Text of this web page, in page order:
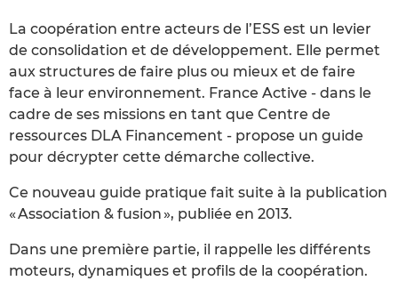
La coopération entre acteurs de l’ESS est un levier
de consolidation et de développement. Elle permet
aux structures de faire plus ou mieux et de faire
face à leur environnement. France Active - dans le
cadre de ses missions en tant que Centre de
ressources DLA Financement - propose un guide
pour décrypter cette démarche collective.
Ce nouveau guide pratique fait suite à la publication
« Association & fusion », publiée en 2013.
Dans une première partie, il rappelle les différents
moteurs, dynamiques et profils de la coopération.